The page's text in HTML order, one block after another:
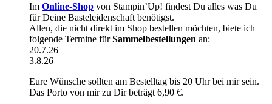
Im Online-Shop von Stampin’Up! findest Du alles was Du
für Deine Basteleidenschaft benötigst.
Allen, die nicht direkt im Shop bestellen möchten, biete ich
folgende Termine fürSammelbestellungen an:
20.7.26
3.8.26
Eure Wünsche sollten am Bestelltag bis 20 Uhr bei mir sein.
Das Porto von mir zu Dir beträgt 6,90 €.